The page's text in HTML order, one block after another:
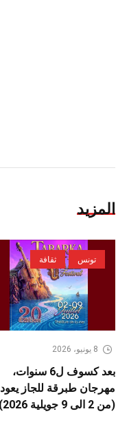
المزيد
تونس ثقافة
8 يونيو، 2026
بعد كسوف ل6 سنوات،
مهرجان طبرقة للجاز يعود
(من 2 الى 9 جويلية 2026)